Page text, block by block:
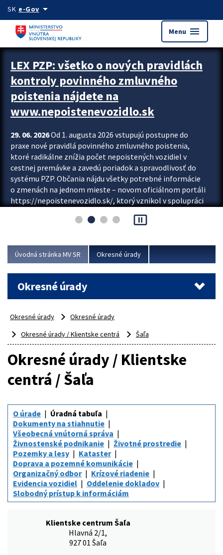
Preskocit na hlavný obsah
SK e-Govarrow_drop_down
Menu menu
Zastavit automatický posun upútavok
LEX PZP: všetko o nových pravidlách
kontroly povinného zmluvného
poistenia nájdete na
www.nepoistenevozidlo.sk
29. 06. 2026Od 1. augusta 2026 vstupujú postupne do
praxe nové pravidlá povinného zmluvného poistenia,
ktoré radikálne znížia počet nepoistených vozidiel v
cestnej premávke a zavedú poriadok a spravodlivosť do
systému PZP. Občania nájdu všetky potrebné informácie
o zmenách na jednom mieste – novom oficiálnom portáli
https://nepoistenevozidlo.sk/, ktorý vznikol v spolupráci
asociácie poisťovní (SLASPO) a Ministerstva vnútra SR.
Viac
pause_presentation
Úvodná stránka MV SR Okresné úrady
Okresné úrady
Okresné úrady
Okresné úrady
Okresné úrady / Klientske centrá
Šaľa
Okresné úrady / Klientske
centrá / Šaľa
O úrade
Úradná tabuľa
Dokumenty na stiahnutie
Všeobecná vnútorná správa
Živnostenské podnikanie
Životné prostredie
Pozemky a lesy
Kataster
Doprava a pozemné komunikácie
Organizačný odbor
Krízové riadenie
Evidencia vozidiel
Oddelenie dokladov
Slobodný prístup k informáciám
Klientske centrum Šaľa
Hlavná 2/1,
927 01 Šaľa